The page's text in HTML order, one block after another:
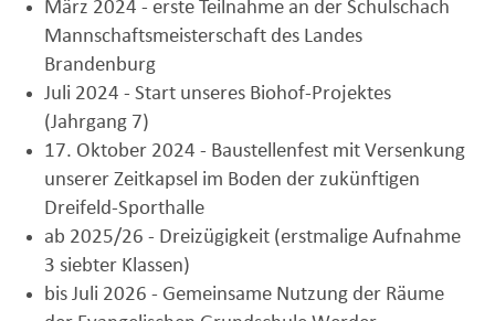
März 2024 - erste Teilnahme an der Schulschach
Mannschaftsmeisterschaft des Landes
Brandenburg
Juli 2024 - Start unseres Biohof-Projektes
(Jahrgang 7)
17. Oktober 2024 - Baustellenfest mit Versenkung
unserer Zeitkapsel im Boden der zukünftigen
Dreifeld-Sporthalle
ab 2025/26 - Dreizügigkeit (erstmalige Aufnahme
3 siebter Klassen)
bis Juli 2026 - Gemeinsame Nutzung der Räume